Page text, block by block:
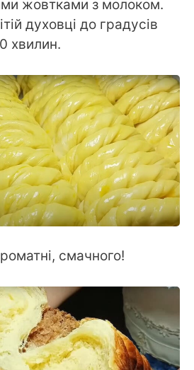
жовтками з молоком.
духовці до градусів
хвилин.
смачного!